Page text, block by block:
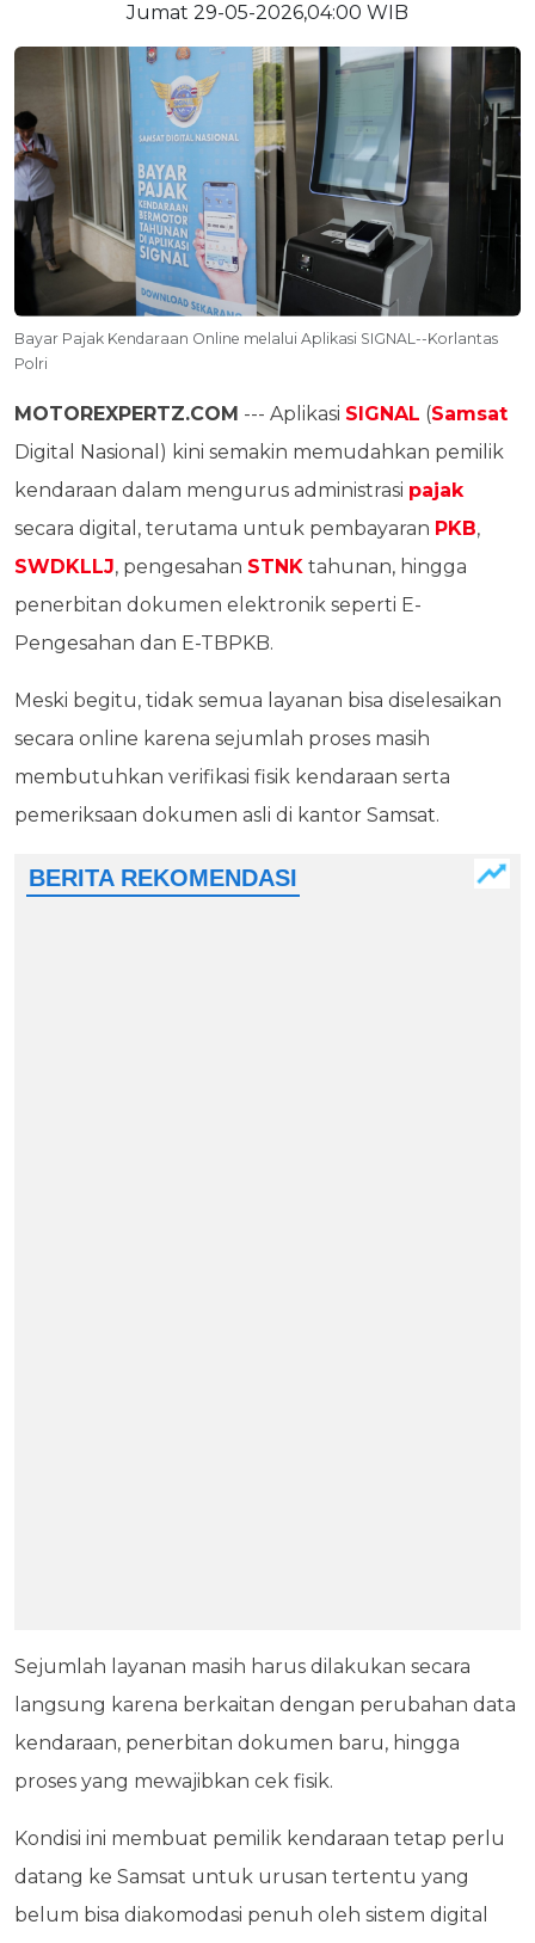
Jumat 29-05-2026,04:00 WIB
Bayar Pajak Kendaraan Online melalui Aplikasi SIGNAL--Korlantas
Polri
MOTOREXPERTZ.COM --- Aplikasi SIGNAL (Samsat
Digital Nasional) kini semakin memudahkan pemilik
kendaraan dalam mengurus administrasi pajak
secara digital, terutama untuk pembayaran PKB,
SWDKLLJ, pengesahan STNK tahunan, hingga
penerbitan dokumen elektronik seperti E-
Pengesahan dan E-TBPKB.
Meski begitu, tidak semua layanan bisa diselesaikan
secara online karena sejumlah proses masih
membutuhkan verifikasi fisik kendaraan serta
pemeriksaan dokumen asli di kantor Samsat.
Sejumlah layanan masih harus dilakukan secara
langsung karena berkaitan dengan perubahan data
kendaraan, penerbitan dokumen baru, hingga
proses yang mewajibkan cek fisik.
Kondisi ini membuat pemilik kendaraan tetap perlu
datang ke Samsat untuk urusan tertentu yang
belum bisa diakomodasi penuh oleh sistem digital